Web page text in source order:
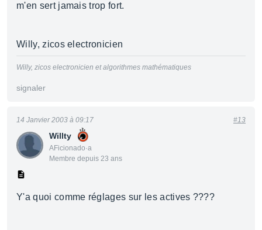
m'en sert jamais trop fort.
Willy, zicos electronicien
Willy, zicos electronicien et algorithmes mathématiques
signaler
Willty
AFicionado·a
Membre depuis 23 ans
14 Janvier 2003 à 09:17 #13
Y'a quoi comme réglages sur les actives ????